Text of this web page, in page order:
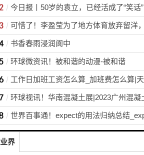
书香春雨浸润阆中
环球微资讯！被和谐的动漫-被和谐
业界